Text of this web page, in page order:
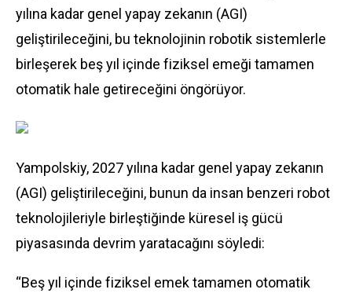
yılına kadar genel yapay zekanın (AGI)
geliştirileceğini, bu teknolojinin robotik sistemlerle
birleşerek beş yıl içinde fiziksel emeği tamamen
otomatik hale getireceğini öngörüyor.
Yampolskiy, 2027 yılına kadar genel yapay zekanın
(AGI) geliştirileceğini, bunun da insan benzeri robot
teknolojileriyle birleştiğinde küresel iş gücü
piyasasında devrim yaratacağını söyledi:
“Beş yıl içinde fiziksel emek tamamen otomatik